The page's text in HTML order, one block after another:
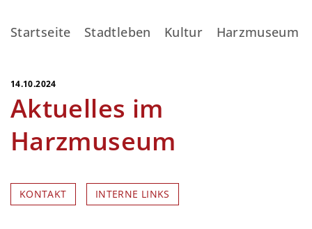
Startseite Stadtleben Kultur Harzmuseum
14.10.2024
Aktuelles im
Harzmuseum
KONTAKT INTERNE LINKS